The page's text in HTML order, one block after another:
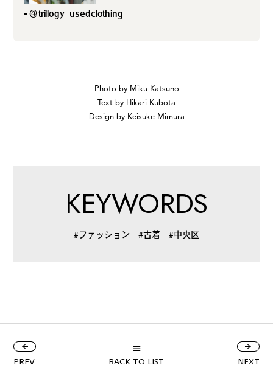
＠trillogy_usedclothing
Photo by Miku Katsuno
Text by Hikari Kubota
Design by Keisuke Mimura
KEYWORDS
#ファッション #古着 #中央区
PREV BACK TO LIST NEXT